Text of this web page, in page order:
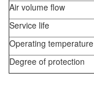
Air volume flow
Service life
Operating temperature
Degree of protection